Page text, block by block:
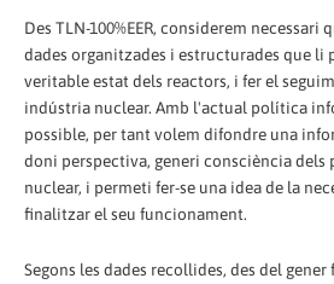
Des TLN-100%EER, considerem
dades organitzades i estructurades que li
veritable estat dels reactors, i fer el
indústria nuclear. Amb l'actual política
possible, per tant volem difondre una
doni perspectiva, generi consciència dels
nuclear, i permeti fer-se una idea de la
finalitzar el seu funcionament.
Segons les dades recollides, des del gener